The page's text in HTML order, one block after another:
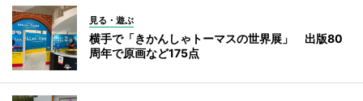
見る・遊ぶ
横手で「きかんしゃトーマスの世界展」 出版80
周年で原画など175点